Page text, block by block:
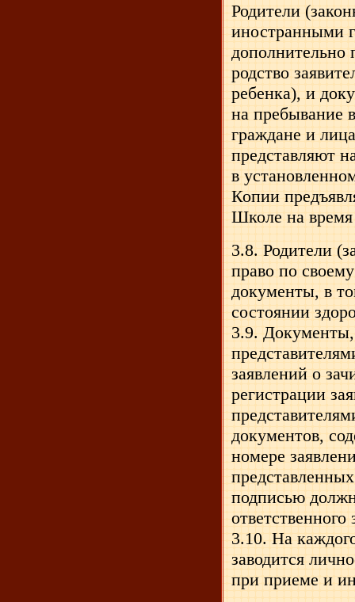
Родители
иностранными
дополнительно
родство
ребенка), и
на пребывание
граждане и
представляют
в
Копии
Школе на время
3.8. Родители
право по
документы, в
состоянии
3.9.
заявлений о
регистрации
документов,
номере
подписью
3.10. На
заводится
при приеме и